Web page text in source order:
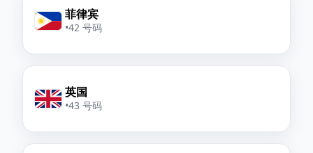
菲律宾
•42 号码
英国
•43 号码